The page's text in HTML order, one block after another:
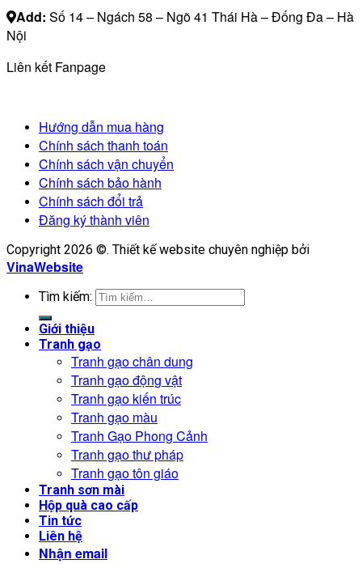
Add: Số 14 – Ngách 58 – Ngõ 41 Thái Hà – Đống Đa – Hà
Nội
Liên kết Fanpage
Hướng dẫn mua hàng
Chính sách thanh toán
Chính sách vận chuyển
Chính sách bảo hành
Chính sách đổi trả
Đăng ký thành viên
Copyright 2026 ©. Thiết kế website chuyên nghiệp bởi
VinaWebsite
Tìm kiếm:
Giới thiệu
Tranh gạo
Tranh gạo chân dung
Tranh gạo động vật
Tranh gạo kiến trúc
Tranh gạo màu
Tranh Gạo Phong Cảnh
Tranh gạo thư pháp
Tranh gạo tôn giáo
Tranh sơn mài
Hộp quà cao cấp
Tin tức
Liên hệ
Nhận email